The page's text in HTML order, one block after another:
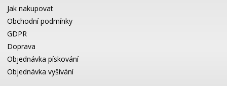
Jak nakupovat
Obchodní podmínky
GDPR
Doprava
Objednávka pískování
Objednávka vyšívání